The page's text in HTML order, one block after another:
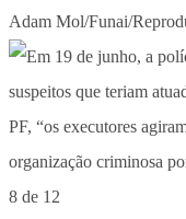
Adam Mol/Funai/
8 de 12